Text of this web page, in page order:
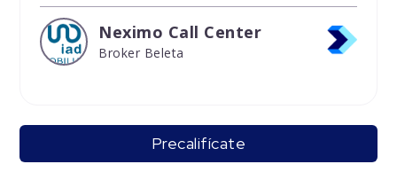
Neximo Call Center
Broker Beleta
Precalifícate